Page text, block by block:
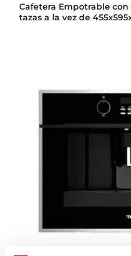
Cafetera Empotrable
tazas a la vez de